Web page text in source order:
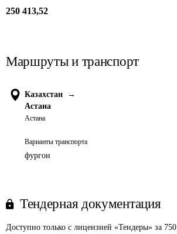
250 413,52
Маршруты и транспорт
Казахстан
→
Астана
Астана
Варианты транспорта
фургон
Тендерная документация
Доступно только с лицензией «Тендеры» за